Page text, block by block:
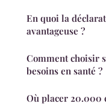
En quoi la
avantageuse ?
Comment choisir
besoins en santé ?
Où placer 20.000